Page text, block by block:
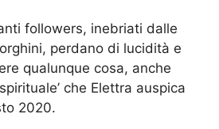
followers, inebriati dalle
perdano di lucidità e
qualunque cosa, anche
che Elettra auspica
2020.